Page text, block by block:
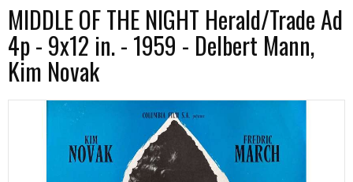
MIDDLE OF THE NIGHT Herald/Trade Ad
4p - 9x12 in. - 1959 - Delbert Mann,
Kim Novak